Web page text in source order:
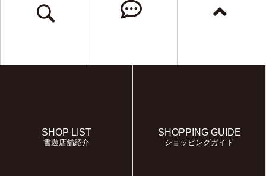
SHOP LIST
書遊店舗紹介
SHOPPING GUIDE
ショッピングガイド